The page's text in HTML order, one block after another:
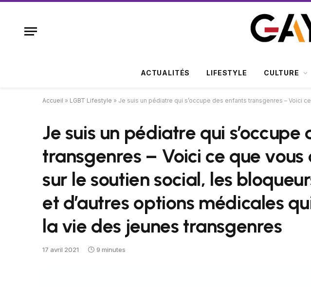
ACTUALITÉS LIFESTYLE CULTURE
Accueil » LGBT Lifestyle » Je suis un pédiatre qui s’occupe des enfants transgenres – Voici ce que vous
Je suis un pédiatre qui s’occupe
transgenres – Voici ce que
sur le soutien social, les
et d’autres options médicales
la vie des jeunes transgenres
17 avril 2021 9 minutes